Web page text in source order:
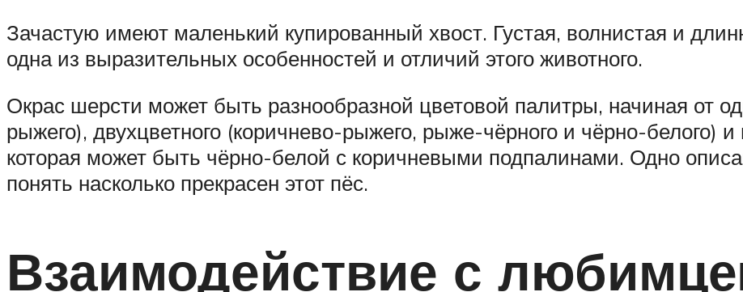
Зачастую имеют маленький купированный хвост. Густая, волнистая и
одна из выразительных особенностей и отличий этого животного.
Окрас шерсти может быть разнообразной цветовой палитры, начиная от
рыжего), двухцветного (коричнево-рыжего, рыже-чёрного и чёрно-белого) и
которая может быть чёрно-белой с коричневыми подпалинами. Одно
понять насколько прекрасен этот пёс.
Взаимодействие с